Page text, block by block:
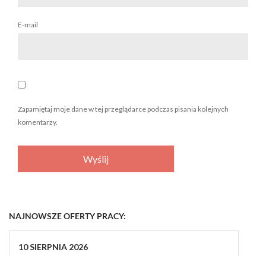
E-mail
Zapamiętaj moje dane w tej przeglądarce podczas pisania kolejnych
komentarzy.
NAJNOWSZE OFERTY PRACY:
10SIERPNIA 2026